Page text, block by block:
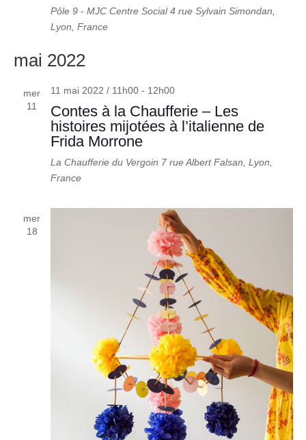
Pôle 9 - MJC Centre Social4 rue Sylvain Simondan,
Lyon, France
mai 2022
mer
11
11 mai 2022 / 11h00- 12h00
Contes à la Chaufferie – Les
histoires mijotées à l’italienne de
Frida Morrone
La Chaufferie du Vergoin 7 rue Albert Falsan, Lyon,
France
mer
18